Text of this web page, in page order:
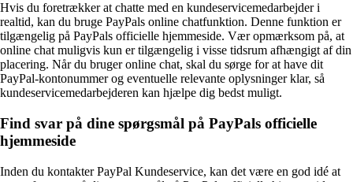
Hvis du foretrækker at chatte med en kundeservicemedarbejder i
realtid, kan du bruge PayPals online chatfunktion. Denne funktion er
tilgængelig på PayPals officielle hjemmeside. Vær opmærksom på, at
online chat muligvis kun er tilgængelig i visse tidsrum afhængigt af din
placering. Når du bruger online chat, skal du sørge for at have dit
PayPal-kontonummer og eventuelle relevante oplysninger klar, så
kundeservicemedarbejderen kan hjælpe dig bedst muligt.
Find svar på dine spørgsmål på PayPals officielle
hjemmeside
Inden du kontakter PayPal Kundeservice, kan det være en god idé at